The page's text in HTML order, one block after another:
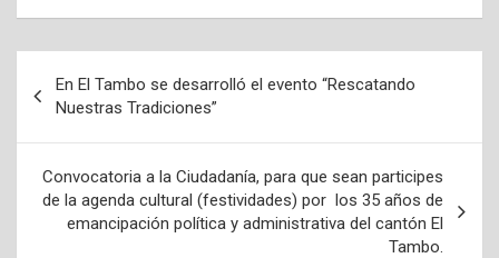
En El Tambo se desarrolló el evento “Rescatando
Nuestras Tradiciones”
Convocatoria a la Ciudadanía, para que sean participes
de la agenda cultural (festividades) por los 35 años de
emancipación política y administrativa del cantón El
Tambo.